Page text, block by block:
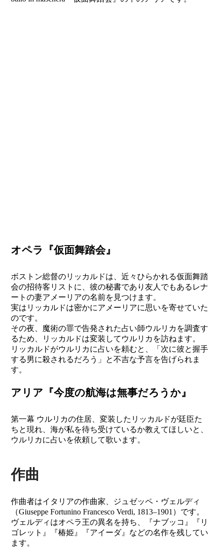
オペラ『仮面舞踏会』
ボストン総督のリッカルドは、近々ひらかれる仮面舞踏
会の招待客リストに、彼の秘書であり友人でもあるレナ
ートの妻アメーリアの名前を見つけます。
実はリッカルドは密かにアメーリアに思いを寄せていた
のです。
その夜、魔術の罪で告発された占い師ウルリカを調査す
るため、リッカルドは変装してウルリカを訪ねます。
リッカルドがウルリカに占いを頼むと、「次に彼と握手
する男に殺されるだろう」と不吉な予言を告げられま
す。
アリア『今度の航海は無事だろうか』
第一幕 ウルリカの住居、変装したリッカルドが廷臣た
ちと現れ、海が私を待ち受けているか教えてほしいと、
ウルリカに占いを依頼して歌います。
作曲
作曲者はイタリアの作曲家、ジュゼッペ・ヴェルディ
（Giuseppe Fortunino Francesco Verdi, 1813–1901）です。
ヴェルディはオペラ王の異名を持ち、『ナブッコ』『リ
ゴレット』『椿姫』『アイーダ』などの名作を残してい
ます。